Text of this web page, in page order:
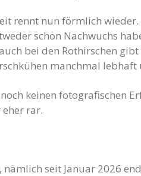
rennt nun förmlich
schon Nachwuchs
bei den Rothirschen
manchmal
keinen fotografischen
eher rar.
seit Januar 2026